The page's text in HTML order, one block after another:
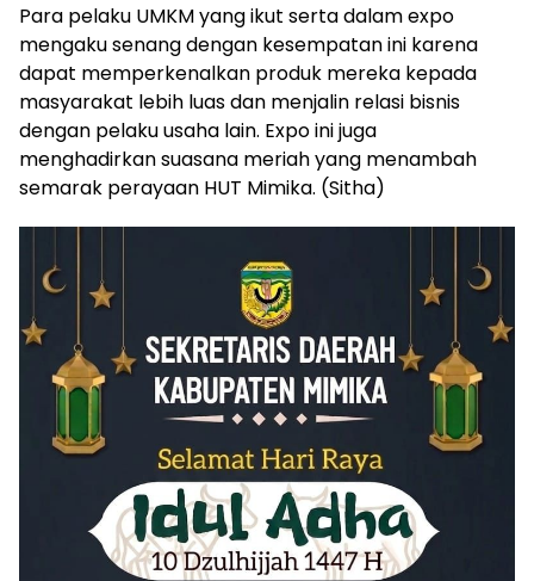
Para pelaku UMKM yang ikut serta dalam expo
mengaku senang dengan kesempatan ini karena
dapat memperkenalkan produk mereka kepada
masyarakat lebih luas dan menjalin relasi bisnis
dengan pelaku usaha lain. Expo ini juga
menghadirkan suasana meriah yang menambah
semarak perayaan HUT Mimika. (Sitha)